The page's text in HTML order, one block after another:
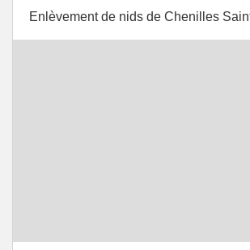
Enlèvement de nids de Chenilles